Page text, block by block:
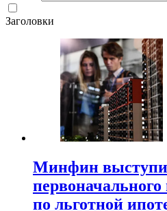
Заголовки
Минфин
первоначального
по льготной